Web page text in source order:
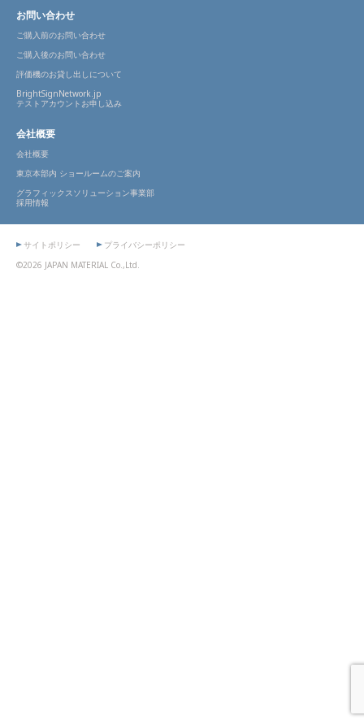
お問い合わせ
ご購入前のお問い合わせ
ご購入後のお問い合わせ
評価機のお貸し出しについて
BrightSignNetwork.jp
テストアカウントお申し込み
会社概要
会社概要
東京本部内 ショールームのご案内
グラフィックスソリューション事業部
採用情報
©2026 JAPAN MATERIAL Co.,Ltd.
サイトポリシー プライバシーポリシー